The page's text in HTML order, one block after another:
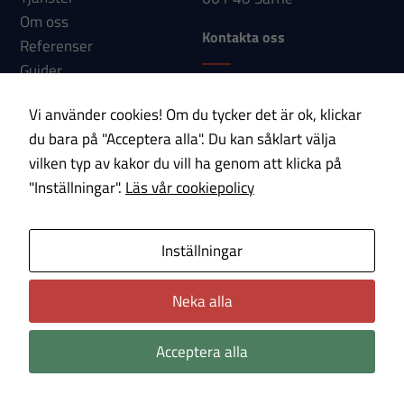
Om oss
Referenser
Guider
Kontakt
Kontakta oss
E-post:
info@paab.com
Prenumerera på vårt nyhetsbrev!
Integritetspolicy
Vi använder cookies! Om du tycker det är ok, klickar
du bara på "Acceptera alla". Du kan såklart välja
vilken typ av kakor du vill ha genom att klicka på
"Inställningar". Läs vår cookiepolicy
Inställningar
Neka alla
Acceptera alla
För att vår
hemsida ska
bra som
möjligt under
ditt besök.
Om du nekar
cookies
kommer viss
funktionalitet
att försvinna
från
hemsidan.